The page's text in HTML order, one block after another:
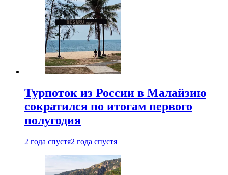
Турпоток из России в Малайзию
сократился по итогам первого
полугодия
2 года спустя2 года спустя